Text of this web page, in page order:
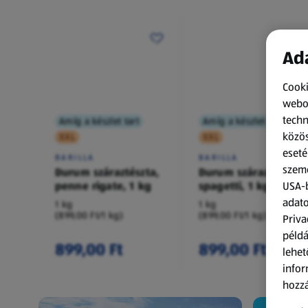
Amíg a készlet tart
XXL
BARILLA
Durum száraztészta,
penne rigate, 1 kg
1 kg
(899,00 Ft/1 kg)
899,00 Ft
Amíg a készlet tart
XXL
BARILLA
Durum száraztészta,
spagetti, 1 kg
1 kg
(899,00 Ft/1 kg)
899,00 Ft